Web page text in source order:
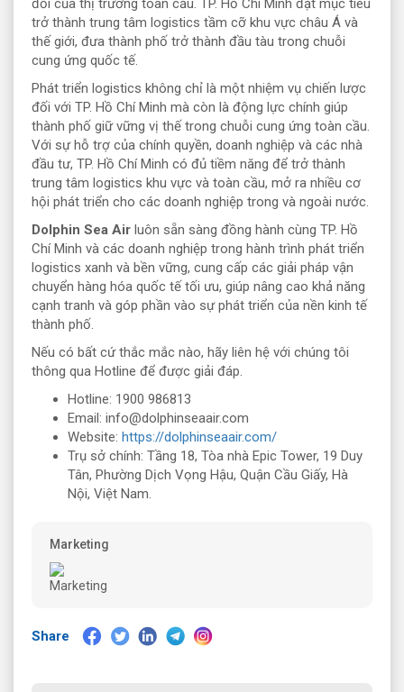
trở thành trung tâm logistics tầm cỡ khu vực châu Á và
thế giới, đưa thành phố trở thành đầu tàu trong chuỗi
cung ứng quốc tế.
Phát triển logistics không chỉ là một nhiệm vụ chiến lược
đối với TP. Hồ Chí Minh mà còn là động lực chính giúp
thành phố giữ vững vị thế trong chuỗi cung ứng toàn cầu.
Với sự hỗ trợ của chính quyền, doanh nghiệp và các nhà
đầu tư, TP. Hồ Chí Minh có đủ tiềm năng để trở thành
trung tâm logistics khu vực và toàn cầu, mở ra nhiều cơ
hội phát triển cho các doanh nghiệp trong và ngoài nước.
Dolphin Sea Air luôn sẵn sàng đồng hành cùng TP. Hồ
Chí Minh và các doanh nghiệp trong hành trình phát triển
logistics xanh và bền vững, cung cấp các giải pháp vận
chuyển hàng hóa quốc tế tối ưu, giúp nâng cao khả năng
cạnh tranh và góp phần vào sự phát triển của nền kinh tế
thành phố.
Nếu có bất cứ thắc mắc nào, hãy liên hệ với chúng tôi
thông qua Hotline để được giải đáp.
Hotline: 1900 986813
Email: info@dolphinseaair.com
Website: https://dolphinseaair.com/
Trụ sở chính: Tầng 18, Tòa nhà Epic Tower, 19 Duy
Tân, Phường Dịch Vọng Hậu, Quận Cầu Giấy, Hà
Nội, Việt Nam.
Marketing
Share